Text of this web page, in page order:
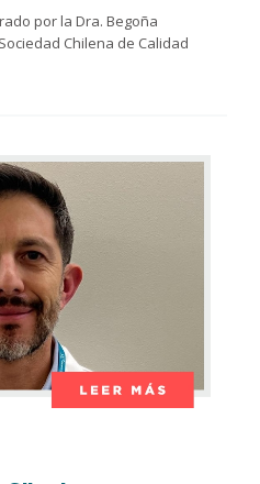
por la Dra. Begoña
Chilena de Calidad